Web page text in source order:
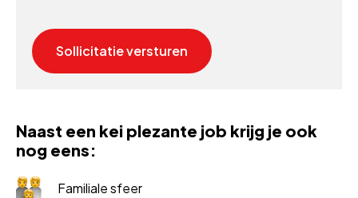
Sollicitatie versturen
Naast een kei plezante job krijg je ook
nog eens:
Familiale sfeer